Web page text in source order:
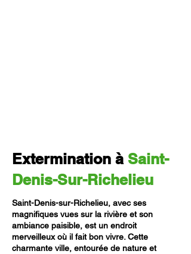
Extermination à Saint-
Denis-Sur-Richelieu
Saint-Denis-sur-Richelieu, avec ses
magnifiques vues sur la rivière et son
ambiance paisible, est un endroit
merveilleux où il fait bon vivre. Cette
charmante ville, entourée de nature et